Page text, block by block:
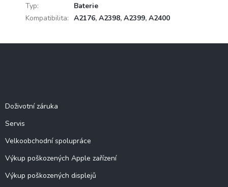
Typ:
Baterie
Kompatibilita: A2176, A2398, A2399, A2400
Doživotní záruka
Servis
Velkoobchodní spolupráce
Výkup poškozených Apple zařízení
Výkup poškozených displejů